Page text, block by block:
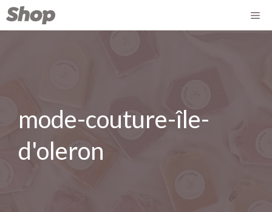
mode-couture-île-
d'oleron